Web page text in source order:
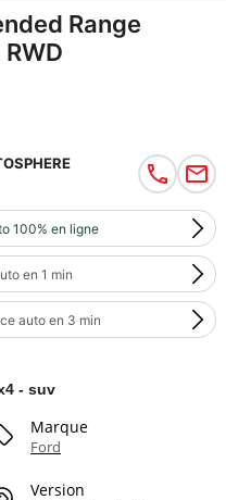
Range
100% en ligne
en 1 min
auto en 3 min
- suv
Marque
Ford
Version